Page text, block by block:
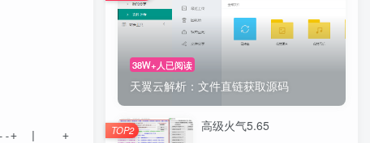
|    +----------------+   +------------+    |
38W+人已阅读
天翼云解析：文件直链获取源码
高级火气5.65
TOP2